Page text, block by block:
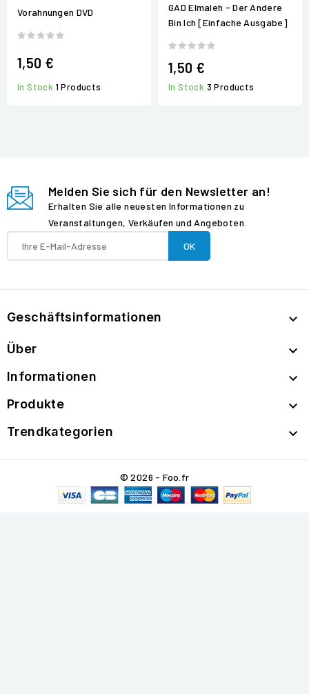
Vorahnungen DVD
1,50 €
In Stock 1 Products
GAD Elmaleh - Der Andere
Bin Ich [Einfache Ausgabe]
1,50 €
In Stock 3 Products
Melden Sie sich für den Newsletter an!
Erhalten Sie alle neuesten Informationen zu
Veranstaltungen, Verkäufen und Angeboten.
Geschäftsinformationen 
Über 
Informationen 
Produkte 
Trendkategorien 
© 2026 - Foo.fr